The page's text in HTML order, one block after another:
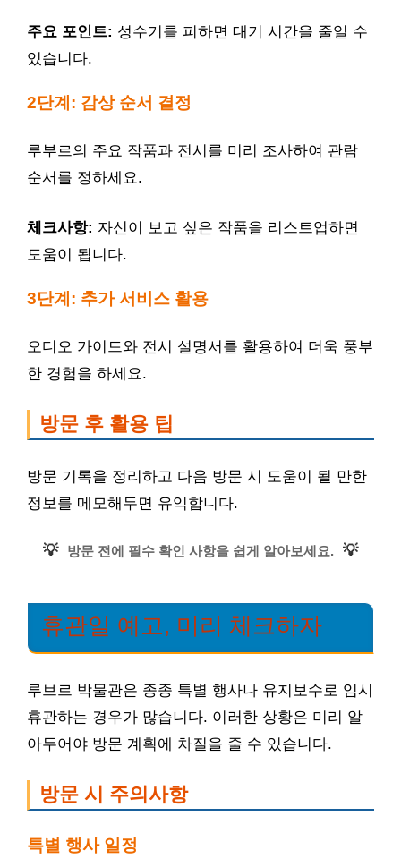
주요 포인트: 성수기를 피하면 대기 시간을 줄일 수
있습니다.
2단계: 감상 순서 결정
루부르의 주요 작품과 전시를 미리 조사하여 관람
순서를 정하세요.
체크사항: 자신이 보고 싶은 작품을 리스트업하면
도움이 됩니다.
3단계: 추가 서비스 활용
오디오 가이드와 전시 설명서를 활용하여 더욱 풍부
한 경험을 하세요.
방문 후 활용 팁
방문 기록을 정리하고 다음 방문 시 도움이 될 만한
정보를 메모해두면 유익합니다.
💡 방문 전에 필수 확인 사항을 쉽게 알아보세요. 💡
휴관일 예고, 미리 체크하자
루브르 박물관은 종종 특별 행사나 유지보수로 임시
휴관하는 경우가 많습니다. 이러한 상황은 미리 알
아두어야 방문 계획에 차질을 줄 수 있습니다.
방문 시 주의사항
특별 행사 일정